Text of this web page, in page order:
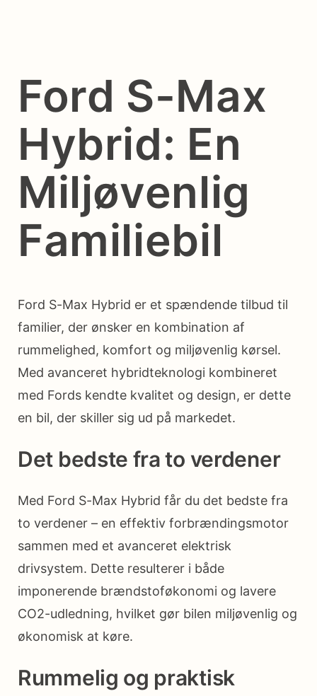
Ford S-Max
Hybrid: En
Miljøvenlig
Familiebil
Ford S-Max Hybrid er et spændende tilbud til
familier, der ønsker en kombination af
rummelighed, komfort og miljøvenlig kørsel.
Med avanceret hybridteknologi kombineret
med Fords kendte kvalitet og design, er dette
en bil, der skiller sig ud på markedet.
Det bedste fra to verdener
Med Ford S-Max Hybrid får du det bedste fra
to verdener – en effektiv forbrændingsmotor
sammen med et avanceret elektrisk
drivsystem. Dette resulterer i både
imponerende brændstoføkonomi og lavere
CO2-udledning, hvilket gør bilen miljøvenlig og
økonomisk at køre.
Rummelig og praktisk